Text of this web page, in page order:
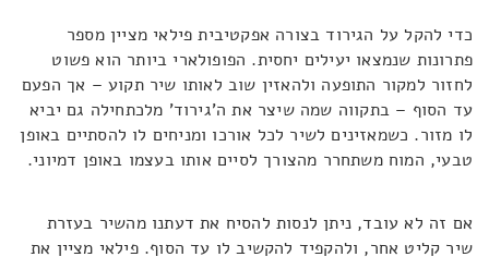
כדי להקל על הגירוד בצורה אפקטיבית פילאי מציין מספר
פתרונות שנמצאו יעילים יחסית. הפופולארי ביותר הוא פשוט
לחזור למקור התופעה ולהאזין שוב לאותו שיר תקוע – אך הפעם
עד הסוף – בתקווה שמה שיצר את ה'גירוד' מלכתחילה גם יביא
לו מזור. כשמאזינים לשיר לכל אורכו ומניחים לו להסתיים באופן
טבעי, המוח משתחרר מהצורך לסיים אותו בעצמו באופן דמיוני.
אם זה לא עובד, ניתן לנסות להסיח את דעתנו מהשיר בעזרת
שיר קליט אחר, ולהקפיד להקשיב לו עד הסוף. פילאי מציין את